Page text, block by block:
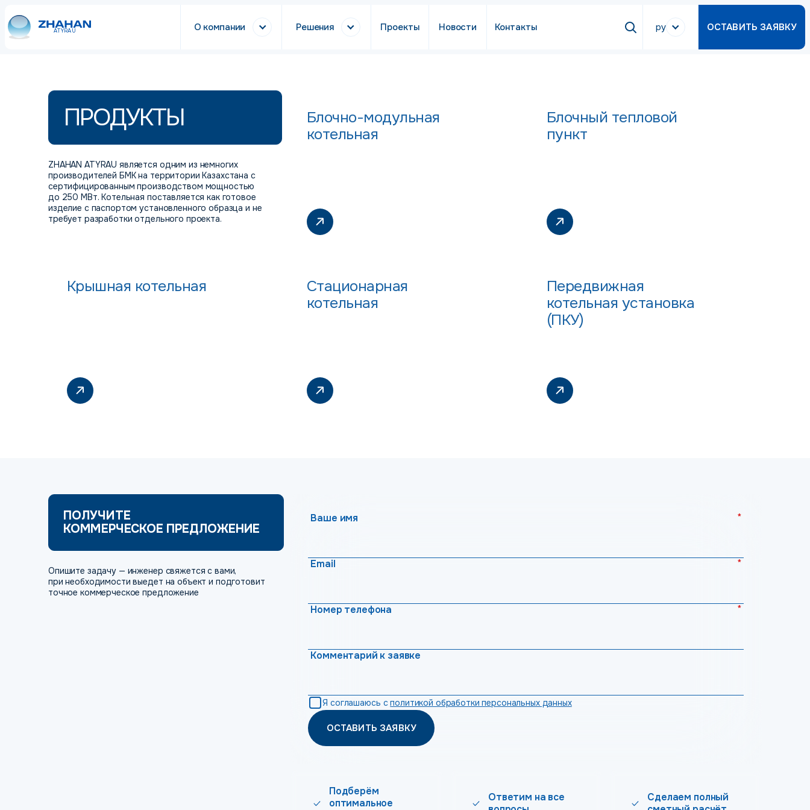
ATYRAU О компании Решения Проекты Новости Контакты ру ОСТАВИТЬ ЗАЯВКУ
ПРОДУКТЫ
ZHAHAN ATYRAU является одним из немногих
производителей БМК на территории Казахстана с
сертифицированным производством мощностью
до 250 МВт. Котельная поставляется как готовое
изделие с паспортом установленного образца и не
требует разработки отдельного проекта.
Блочно-модульная
котельная
Блочный тепловой
пункт
Крышная котельная
Стационарная
котельная
Передвижная
котельная установка
(ПКУ)
ПОЛУЧИТЕ
КОММЕРЧЕСКОЕ ПРЕДЛОЖЕНИЕ
Опишите задачу — инженер свяжется с вами,
при необходимости выедет на объект и подготовит
точное коммерческое предложение
Ваше имя *
Email *
Номер телефона *
Комментарий к заявке
Я соглашаюсь с политикой обработки персональных данных
ОСТАВИТЬ ЗАЯВКУ
Подберём
оптимальное
Ответим на все
Сделаем полный